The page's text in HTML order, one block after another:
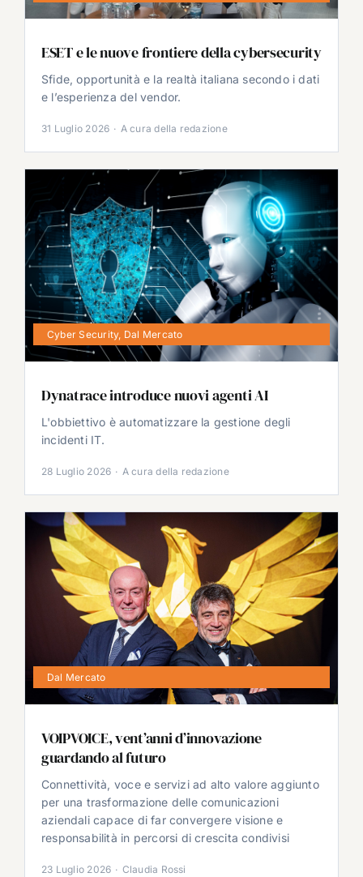
ESET e le nuove frontiere della cybersecurity
Sfide, opportunità e la realtà italiana secondo i dati
e l’esperienza del vendor.
31 Luglio 2026 · A cura della redazione
Cyber Security, Dal Mercato
Dynatrace introduce nuovi agenti AI
L'obbiettivo è automatizzare la gestione degli
incidenti IT.
28 Luglio 2026 · A cura della redazione
Dal Mercato
VOIPVOICE, vent’anni d’innovazione
guardando al futuro
Connettività, voce e servizi ad alto valore aggiunto
per una trasformazione delle comunicazioni
aziendali capace di far convergere visione e
responsabilità in percorsi di crescita condivisi
23 Luglio 2026 · Claudia Rossi